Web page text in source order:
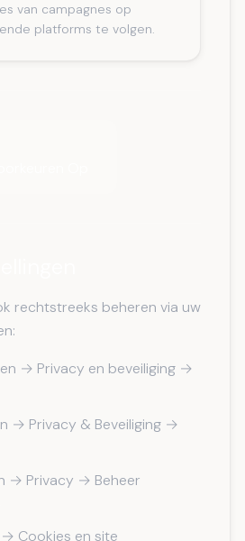
van campagnes op
platforms te volgen.
rechtstreeks beheren via uw
→ Privacy en beveiliging →
→ Privacy & Beveiliging →
→ Privacy → Beheer
Cookies en site